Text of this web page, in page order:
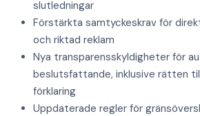
slutledningar
Förstärkta samtyckeskrav för
och riktad reklam
Nya transparensskyldigheter för
beslutsfattande, inklusive rätten
förklaring
Uppdaterade regler för